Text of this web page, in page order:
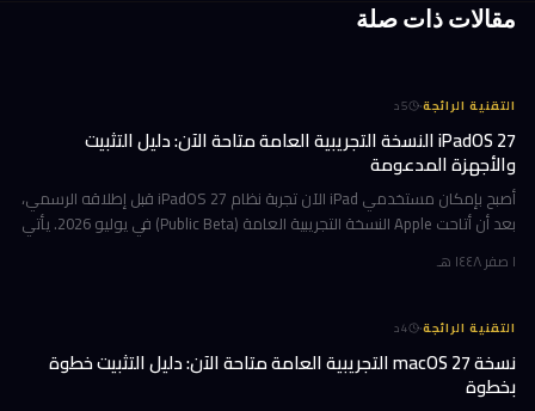
مقالات ذات صلة
التقنية الرائجة·
5د
iPadOS 27 النسخة التجريبية العامة متاحة الآن: دليل التثبيت
والأجهزة المدعومة
أصبح بإمكان مستخدمي iPad الآن تجربة نظام iPadOS 27 قبل إطلاقه الرسمي،
بعد أن أتاحت Apple النسخة التجريبية العامة (Public Beta) في يوليو 2026. يأتي
١ صفر ١٤٤٨ هـ
التقنية الرائجة·
4د
نسخة macOS 27 التجريبية العامة متاحة الآن: دليل التثبيت خطوة
بخطوة